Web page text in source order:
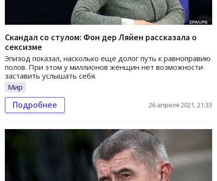
Скандал со стулом: Фон дер Ляйен рассказала о
сексизме
Эпизод показал, насколько еще долог путь к равноправию
полов. При этом у миллионов женщин нет возможности
заставить услышать себя.
Мир
Подробнее 26 апреля 2021, 21:33